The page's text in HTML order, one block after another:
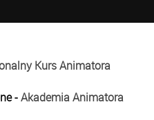
Kurs Animatora
-Akademia Animatora